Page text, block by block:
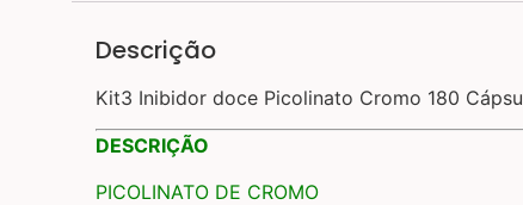
Descrição
Kit3 Inibidor doce Picolinato Cromo 180
DESCRIÇÃO
PICOLINATO DE CROMO